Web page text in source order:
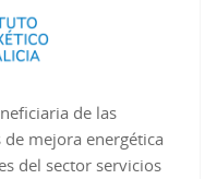
de las
mejora energética
del sector servicios